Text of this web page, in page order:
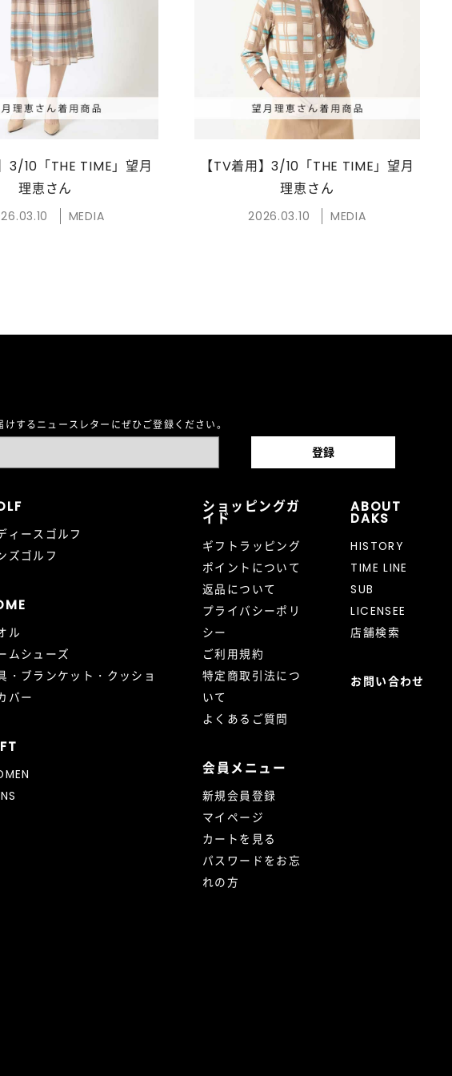
3/10「THE TIME」望月
理恵さん
MEDIA
【TV着用】3/10「THE TIME」望月
理恵さん
2026.03.10 MEDIA
するニュースレターにぜひご登録ください。
ィースゴルフ
ズゴルフ
ル
ムシューズ
・ブランケット・クッショ
バー
ショッピングガ
イド
ギフトラッピング
ポイントについて
返品について
プライバシーポリ
シー
ご利用規約
特定商取引法につ
いて
よくあるご質問
会員メニュー
新規会員登録
マイページ
カートを見る
パスワードをお忘
れの方
ABOUT
DAKS
HISTORY
TIME LINE
SUB
LICENSEE
店舗検索
お問い合わせ